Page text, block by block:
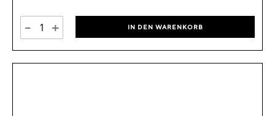
- + IN DEN WARENKORB